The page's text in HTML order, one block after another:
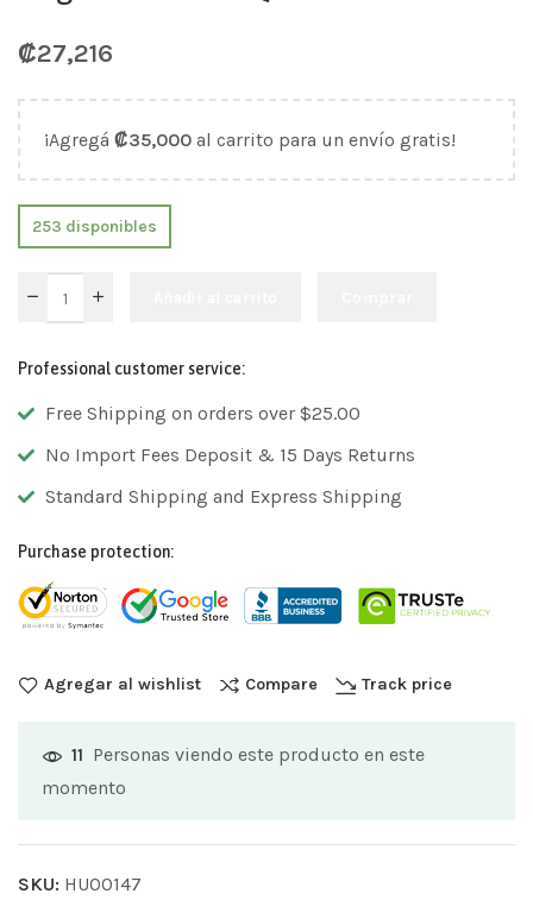
₡27,216
¡Agregá ₡35,000 al carrito para un envío gratis!
253 disponibles
Professional customer service:
Free Shipping on orders over $25.00
No Import Fees Deposit & 15 Days Returns
Standard Shipping and Express Shipping
Purchase protection:
Agregar al wishlist Compare Track price
11 Personas viendo este producto en este
momento
SKU: HU00147